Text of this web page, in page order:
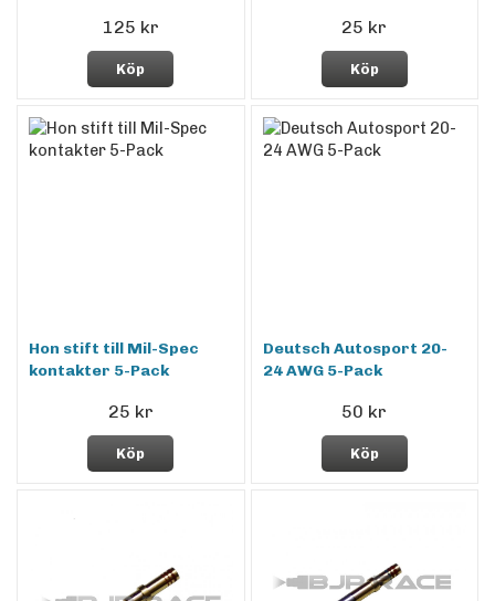
125 kr
Köp
25 kr
Köp
Hon stift till Mil-Spec
kontakter 5-Pack
25 kr
Köp
Deutsch Autosport 20-
24 AWG 5-Pack
50 kr
Köp